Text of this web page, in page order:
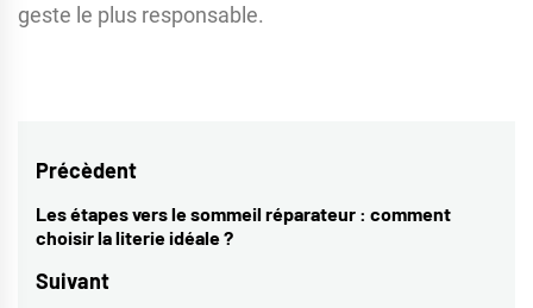
geste le plus responsable.
Navigation
de
Précèdent
Previous
post:
Les étapes vers le sommeil réparateur : comment
choisir la literie idéale ?
Suivant